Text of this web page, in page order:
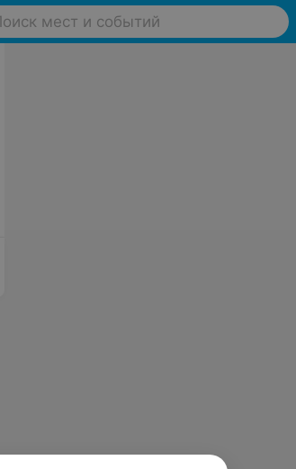
мест и событий